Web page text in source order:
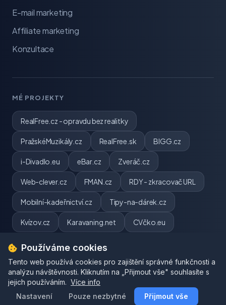
E-mail marketing
Affiliate marketing
Konzultace
MÉ PROJEKTY
RealFree.cz - opravdu bez realitky
PražskéMuzikály.cz RealFree.sk BIGG.cz
i-Divadlo.eu eBar.cz Zveráč.cz
Web-clever.cz FMAN.cz RDY - zkracovač URL
Mobilní-kadeřnictví.cz Tipy-na-dárek.cz
Kvízov.cz Karavaning.net CVčko.eu
© 2026 webpj.cz. Všechna práva vyhrazena.
Pavel Jirouš | IČ: 06484824
Používáme cookies
Tento web používá cookies pro zajištění správné funkčnosti a
analýzu návštěvnosti. Kliknutím na „Přijmout vše" souhlasíte s
jejich používáním. Více info
Nastavení
Pouze nezbytné Přijmout vše